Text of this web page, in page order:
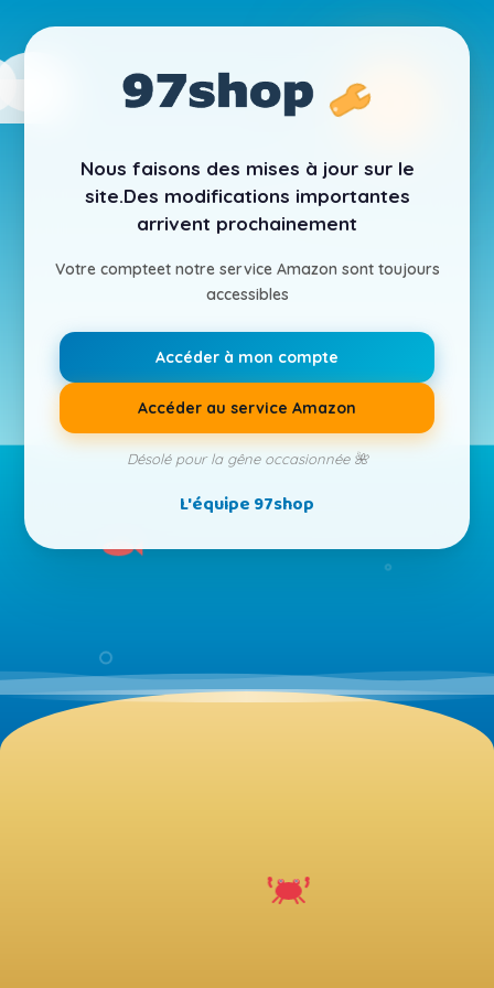
Nous faisons des mises à jour sur le
site.Des modifications importantes
arrivent prochainement
Votre compteet notre service Amazon sont toujours
accessibles
Accéder à mon compte
Accéder au service Amazon
Désolé pour la gêne occasionnée 🌺
L'équipe 97shop